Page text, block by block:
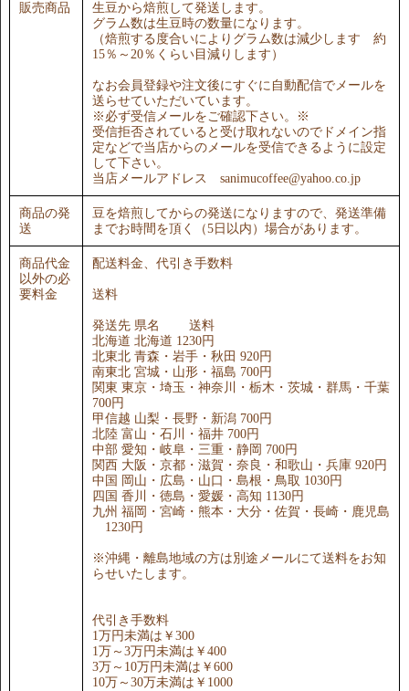
販売商品
生豆から焙煎して発送します。
グラム数は生豆時の数量になります。
（焙煎する度合いによりグラム数は減少します 約
15％～20％くらい目減りします）
なお会員登録や注文後にすぐに自動配信でメールを
送らせていただいています。
※必ず受信メールをご確認下さい。※
受信拒否されていると受け取れないのでドメイン指
定などで当店からのメールを受信できるように設定
して下さい。
当店メールアドレス sanimucoffee@yahoo.co.jp
商品の発
送
豆を焙煎してからの発送になりますので、発送準備
までお時間を頂く（5日以内）場合があります。
商品代金
以外の必
要料金
配送料金、代引き手数料
送料
発送先 県名 送料
北海道 北海道 1230円
北東北 青森・岩手・秋田 920円
南東北 宮城・山形・福島 700円
関東 東京・埼玉・神奈川・栃木・茨城・群馬・千葉
700円
甲信越 山梨・長野・新潟 700円
北陸 富山・石川・福井 700円
中部 愛知・岐阜・三重・静岡 700円
関西 大阪・京都・滋賀・奈良・和歌山・兵庫 920円
中国 岡山・広島・山口・島根・鳥取 1030円
四国 香川・徳島・愛媛・高知 1130円
九州 福岡・宮崎・熊本・大分・佐賀・長崎・鹿児島
1230円
※沖縄・離島地域の方は別途メールにて送料をお知
らせいたします。
代引き手数料
1万円未満は￥300
1万～3万円未満は￥400
3万～10万円未満は￥600
10万～30万未満は￥1000